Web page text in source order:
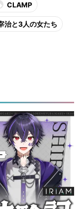
CLAMP
治と3人の女たち